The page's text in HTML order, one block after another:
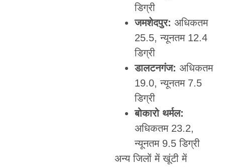
डिग्री
जमशेदपुर: अधिकतम
25.5, न्यूनतम 12.4
डिग्री
डालटनगंज: अधिकतम
19.0, न्यूनतम 7.5
डिग्री
बोकारो थर्मल:
अधिकतम 23.2,
न्यूनतम 9.5 डिग्री
अन्य जिलों में खूंटी में